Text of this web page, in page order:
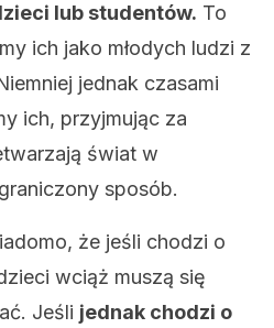
lub studentów. To
ich jako młodych ludzi z
jednak czasami
ich, przyjmując za
świat w
sposób.
że jeśli chodzi o
wciąż muszą się
Jeśli jednak chodzi o